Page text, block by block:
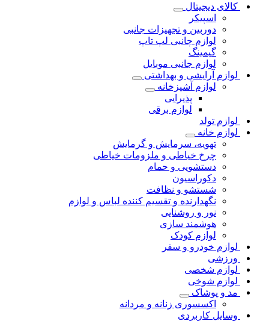
کالای دیجیتال
اسپیکر
دوربین و تجهیزات جانبی
لوازم چانبی لپ تاپ
گیمینگ
لوازم جانبی موبایل
لوازم آرایشی و بهداشتی
لوازم آشپزخانه
پذیرایی
لوازم برقی
لوازم تولد
لوازم خانه
تهویه، سرمایش و گرمایش
چرخ خیاطی و ملزومات خیاطی
دستشویی و حمام
دکوراسیون
شستشو و نظافت
نگهدارنده و تقسیم کننده لباس و لوازم
نور و روشنایی
هوشمند سازی
لوازم کودک
لوازم خودرو و سفر
ورزشی
لوازم شخصی
لوازم شوخی
مد و پوشاک
اکسسوری زنانه و مردانه
وسایل کاربردی